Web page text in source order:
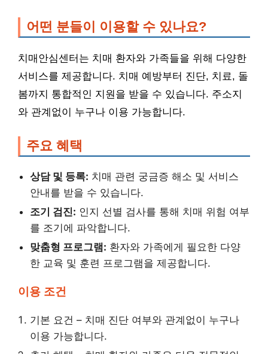
어떤 분들이 이용할 수 있나요?
치매안심센터는 치매 환자와 가족들을 위해 다양한
서비스를 제공합니다. 치매 예방부터 진단, 치료, 돌
봄까지 통합적인 지원을 받을 수 있습니다. 주소지
와 관계없이 누구나 이용 가능합니다.
주요 혜택
상담 및 등록: 치매 관련 궁금증 해소 및 서비스
안내를 받을 수 있습니다.
조기 검진: 인지 선별 검사를 통해 치매 위험 여부
를 조기에 파악합니다.
맞춤형 프로그램: 환자와 가족에게 필요한 다양
한 교육 및 훈련 프로그램을 제공합니다.
이용 조건
기본 요건 – 치매 진단 여부와 관계없이 누구나
이용 가능합니다.